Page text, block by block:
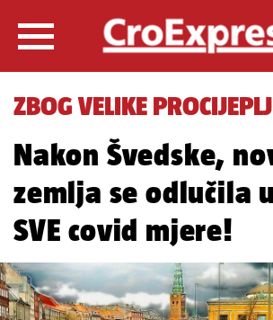
ZBOG VELIKE
Nakon Švedske,
zemlja se odlučila
SVE covid mjere!